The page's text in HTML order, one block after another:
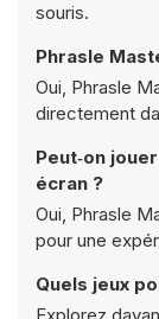
souris.
Phrasle
Oui, Phrasle
directement
Peut‑on
écran ?
Oui, Phrasle
pour une
Quels jeux